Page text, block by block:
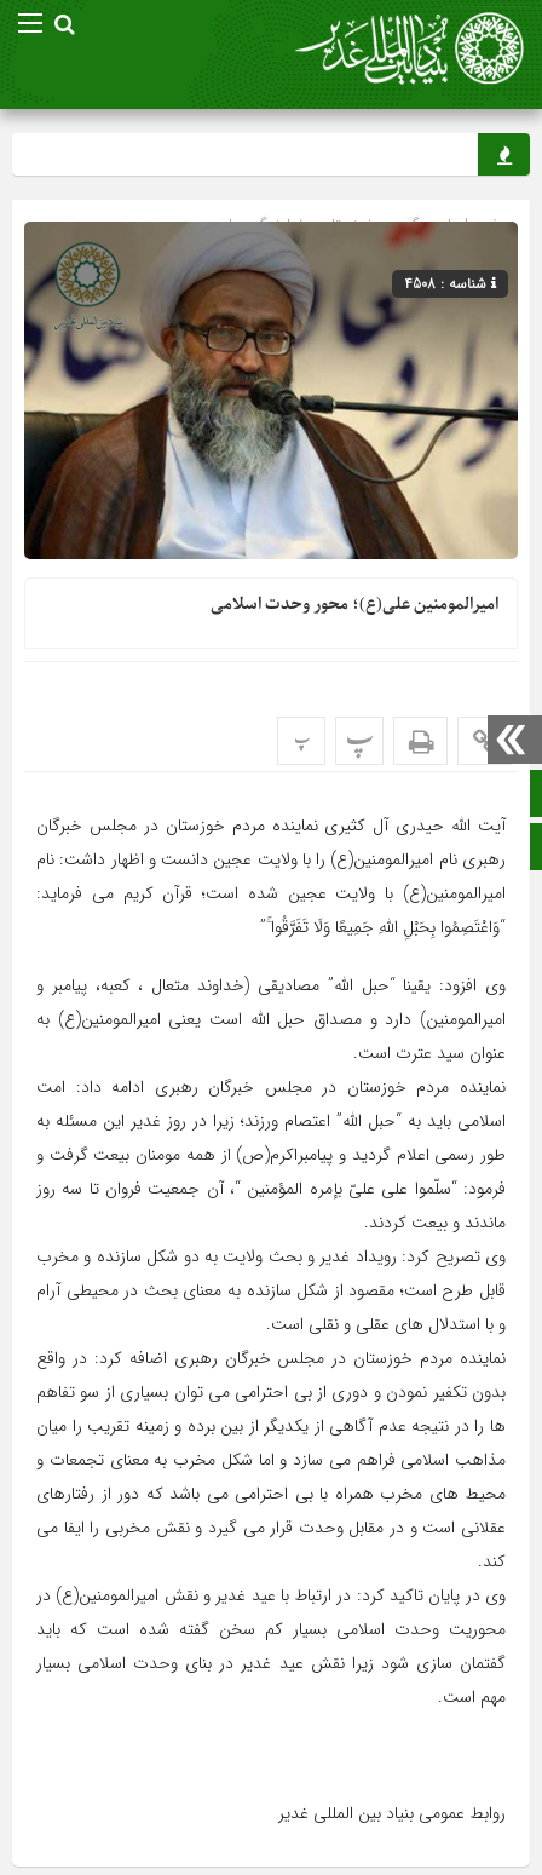
صفحه اصلی» گروه »خوزستان»نمایندگی ها
شناسه : 4508
امیرالمومنین علی(ع)؛ محور وحدت اسلامی
پ پ
آیت الله حیدری آل کثیری نماینده مردم خوزستان در مجلس خبرگان
رهبری نام امیرالمومنین(ع) را با ولایت عجین دانست و اظهار داشت: نام
امیرالمومنین(ع) با ولایت عجین شده است؛ قرآن کریم می فرماید:
“وَاعْتَصِمُوا بِحَبْلِ اللَّهِ جَمِیعًا وَلَا تَفَرَّقُوا ۚ”
وی افزود: یقینا “حبل الله” مصادیقی (خداوند متعال ، کعبه، پیامبر و
امیرالمومنین) دارد و مصداق حبل الله است یعنی امیرالمومنین(ع) به
عنوان سید عترت است.
نماینده مردم خوزستان در مجلس خبرگان رهبری ادامه داد: امت
اسلامی باید به “حبل الله” اعتصام ورزند؛ زیرا در روز غدیر این مسئله به
طور رسمی اعلام گردید و پیامبراکرم(ص) از همه مومنان بیعت گرفت و
فرمود: “سلّموا على علىّ بإمره المؤمنین “، آن جمعیت فروان تا سه روز
ماندند و بیعت کردند.
وی تصریح کرد: رویداد غدیر و بحث ولایت به دو شکل سازنده و مخرب
قابل طرح است؛ مقصود از شکل سازنده به معنای بحث در محیطی آرام
و با استدلال های عقلی و نقلی است.
نماینده مردم خوزستان در مجلس خبرگان رهبری اضافه کرد: در واقع
بدون تکفیر نمودن و دوری از بی احترامی می توان بسیاری از سو تفاهم
ها را در نتیجه عدم آگاهی از یکدیگر از بین برده و زمینه تقریب را میان
مذاهب اسلامی فراهم می سازد و اما شکل مخرب به معنای تجمعات و
محیط های مخرب همراه با بی احترامی می باشد که دور از رفتارهای
عقلانی است و در مقابل وحدت قرار می گیرد و نقش مخربی را ایفا می
کند.
وی در پایان تاکید کرد: در ارتباط با عید غدیر و نقش امیرالمومنین(ع) در
محوریت وحدت اسلامی بسیار کم سخن گفته شده است که باید
گفتمان سازی شود زیرا نقش عید غدیر در بنای وحدت اسلامی بسیار
مهم است.
روابط عمومی بنیاد بین المللی غدیر